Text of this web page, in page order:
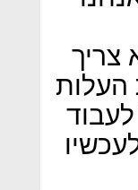
צריך
העלות